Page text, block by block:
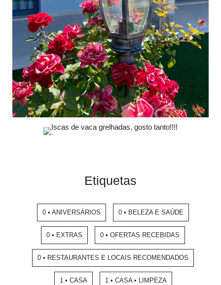
Etiquetas
0 • ANIVERSÁRIOS 0 • BELEZA E SAÚDE
0 • EXTRAS 0 • OFERTAS RECEBIDAS
0 • RESTAURANTES E LOCAIS RECOMENDADOS
1 • CASA 1 • CASA • LIMPEZA